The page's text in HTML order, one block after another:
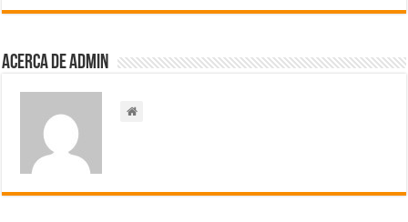
Acerca de admin